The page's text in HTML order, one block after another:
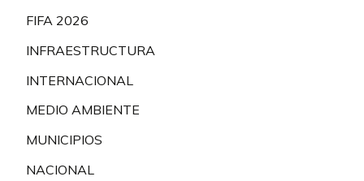
FIFA 2026
INFRAESTRUCTURA
INTERNACIONAL
MEDIO AMBIENTE
MUNICIPIOS
NACIONAL